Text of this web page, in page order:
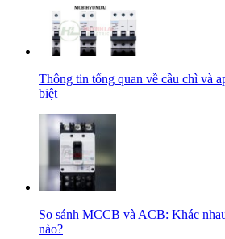
Thông tin tổng quan về cầu chì và
biệt
So sánh MCCB và ACB: Khác
nào?